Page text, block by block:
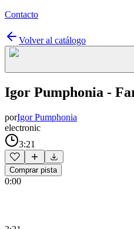
Contacto
Volver al catálogo
Igor Pumphonia -
porIgor Pumphonia
electronic
3:21
Comprar pista
0:00